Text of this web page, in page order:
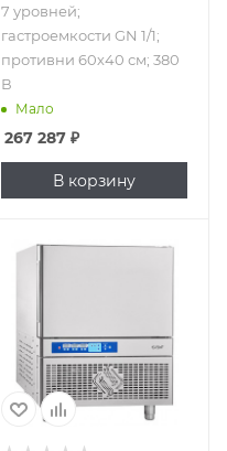
7 уровней;
гастроемкости GN 1/1;
противни 60х40 см; 380
В
Мало
267 287₽
В корзину
Подпись к товару
140 л; 4 уровня;
гастроемкости
GN 1/1; противни
60х40 см; 220 В